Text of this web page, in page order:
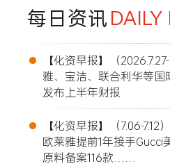
每日资讯
•
【化资早报】（
雅、宝洁、联合利华等国
发布上半年财报
•
【化资早报】（7.06-7.12
欧莱雅提前1年接手Gucci
原料备案116款……